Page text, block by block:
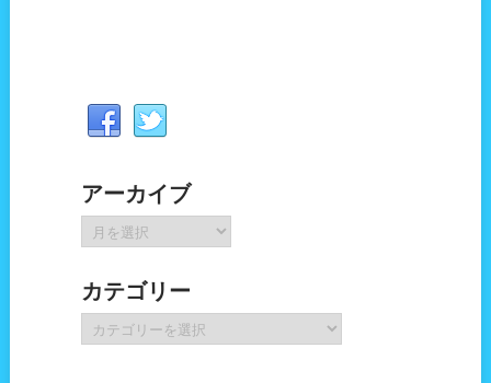
アーカイブ
ー
イ
ブ
カテゴリー
テ